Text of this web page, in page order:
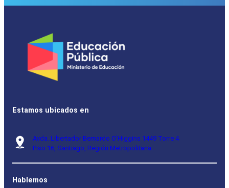
Estamos ubicados en
Avda. Libertador Bernardo O’Higgins 1449 Torre 4
Piso 16, Santiago, Región Metropolitana.
Hablemos